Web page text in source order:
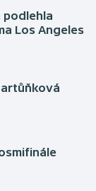
podlehla
Los Angeles